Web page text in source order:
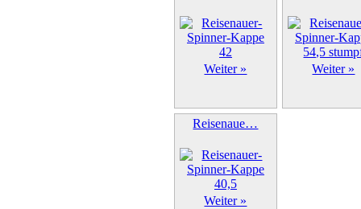
Weiter » Weiter »
Reisenaue…
Weiter »